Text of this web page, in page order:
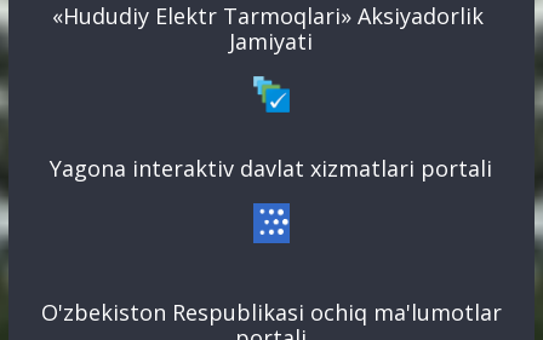
«Hududiy Elektr Tarmoqlari» Aksiyadorlik
Jamiyati
Yagona interaktiv davlat xizmatlari portali
O'zbekiston Respublikasi ochiq ma'lumotlar